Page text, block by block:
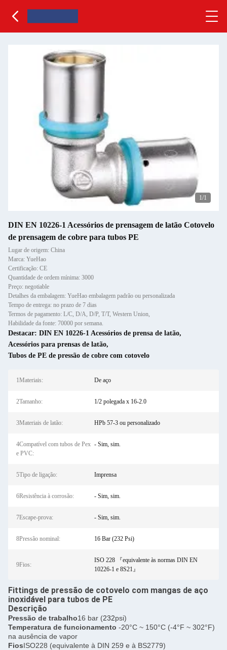
1/1
DIN EN 10226-1 Acessórios de prensagem de latão Cotovelo
de prensagem de cobre para tubos PE
Lugar de origem: China
Marca: YueHao
Certificação: CE
Quantidade de ordem mínima: 3000
Preço: negotiable
Detalhes da embalagem: YueHao embalagem padrão ou personalizada
Tempo de entrega: no prazo de 7 dias
Termos de pagamento: L/C, D/A, D/P, T/T, Western Union,
Habilidade da fonte: 70000 por semana.
Destacar: DIN EN 10226-1 Acessórios de prensa de latão,
Acessórios para prensas de latão,
Tubos de PE de pressão de cobre com cotovelo
1Materiais: De aço
2Tamanho: 1/2 polegada x 16-2.0
3Materiais de latão: HPb 57-3 ou personalizado
4Compatível com tubos de Pex
e PVC:
- Sim, sim.
5Tipo de ligação: Imprensa
6Resistência à corrosão: - Sim, sim.
7Escape-prova: - Sim, sim.
8Pressão nominal: 16 Bar (232 Psi)
9Fios:
ISO 228 『equivalente às normas DIN EN
10226-1 e 8S21』
Fittings de pressão de cotovelo com mangas de aço
inoxidável para tubos de PE
Descrição
Pressão de trabalho16 bar (232psi)
Temperatura de funcionamento -20°C ~ 150°C (-4°F ~ 302°F)
na ausência de vapor
FiosISO228 (equivalente à DIN 259 e à BS2779)